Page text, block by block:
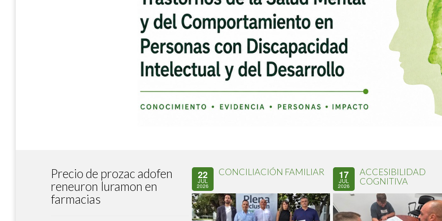
Precio de prozac adofen
reneuron luramon en
farmacias
22
JUL
2026
CONCILIACIÓN FAMILIAR 17
JUL
2026
ACCESIBILIDAD
COGNITIVA